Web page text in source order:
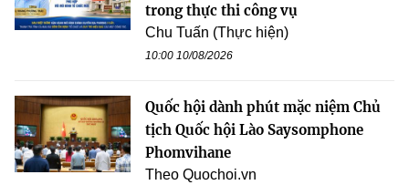
trong thực thi công vụ
Chu Tuấn (Thực hiện)
10:00 10/08/2026
Quốc hội dành phút mặc niệm Chủ
tịch Quốc hội Lào Saysomphone
Phomvihane
Theo Quochoi.vn